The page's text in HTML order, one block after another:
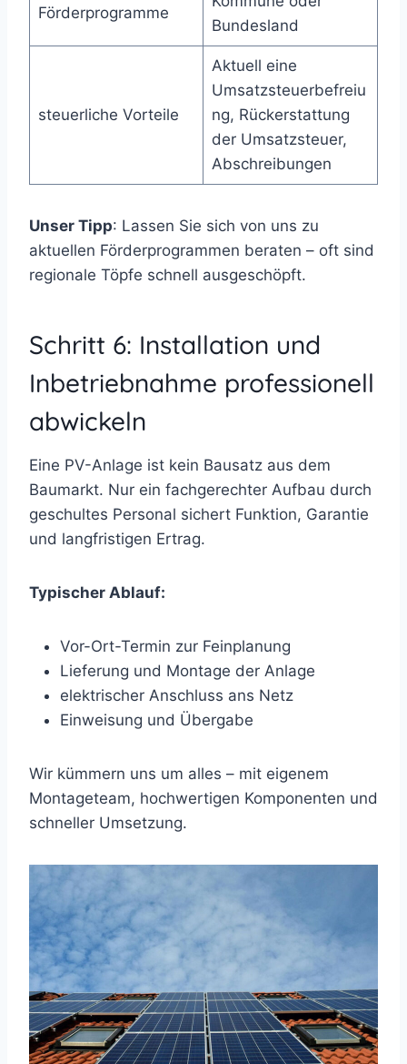
Förderprogramme
Bundesland
steuerliche Vorteile
Aktuell eine
Umsatzsteuerbefreiu
ng, Rückerstattung
der Umsatzsteuer,
Abschreibungen
Unser Tipp: Lassen Sie sich von uns zu
aktuellen Förderprogrammen beraten – oft sind
regionale Töpfe schnell ausgeschöpft.
Schritt 6: Installation und
Inbetriebnahme professionell
abwickeln
Eine PV-Anlage ist kein Bausatz aus dem
Baumarkt. Nur ein fachgerechter Aufbau durch
geschultes Personal sichert Funktion, Garantie
und langfristigen Ertrag.
Typischer Ablauf:
Vor-Ort-Termin zur Feinplanung
Lieferung und Montage der Anlage
elektrischer Anschluss ans Netz
Einweisung und Übergabe
Wir kümmern uns um alles – mit eigenem
Montageteam, hochwertigen Komponenten und
schneller Umsetzung.